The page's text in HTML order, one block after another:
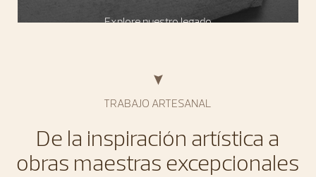
Explore nuestro legado
TRABAJO ARTESANAL
De la inspiración artística a
obras maestras excepcionales